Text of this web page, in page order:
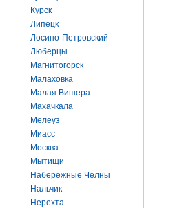
Курск
Липецк
Лосино-Петровский
Люберцы
Магнитогорск
Малаховка
Малая Вишера
Махачкала
Мелеуз
Миасс
Москва
Мытищи
Набережные Челны
Нальчик
Нерехта